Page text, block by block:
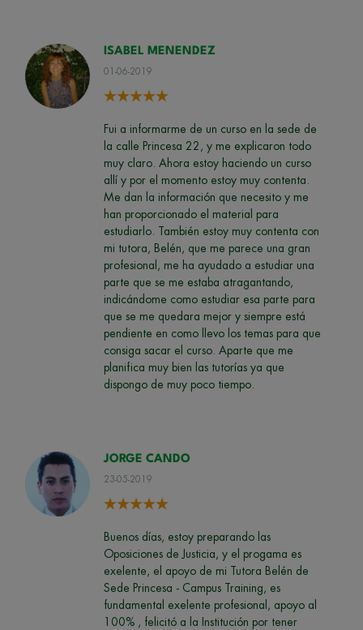
ISABEL MENENDEZ
01-06-2019
Fui a informarme de un curso en la sede de
la calle Princesa 22, y me explicaron todo
muy claro. Ahora estoy haciendo un curso
allí y por el momento estoy muy contenta.
Me dan la información que necesito y me
han proporcionado el material para
estudiarlo. También estoy muy contenta con
mi tutora, Belén, que me parece una gran
profesional, me ha ayudado a estudiar una
parte que se me estaba atragantando,
indicándome como estudiar esa parte para
que se me quedara mejor y siempre está
pendiente en como llevo los temas para que
consiga sacar el curso. Aparte que me
planifica muy bien las tutorías ya que
dispongo de muy poco tiempo.
JORGE CANDO
23-05-2019
Buenos días, estoy preparando las
Oposiciones de Justicia, y el progama es
exelente, el apoyo de mi Tutora Belén de
Sede Princesa - Campus Training, es
fundamental exelente profesional, apoyo al
100% , felicitó a la Institución por tener